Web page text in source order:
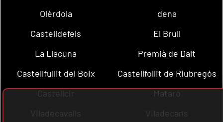
Olèrdola
dena
Castelldefels
El Brull
La Llacuna
Premià de Dalt
Castellfullit del Boix
Castellfollit de Riubregós
Castellcir
Mataró
Viladecavalls
Viladecans